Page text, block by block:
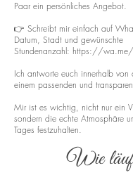
Paar ein persönliches Angebot.
👉 Schreibt mir einfach auf
Datum, Stadt und gewünschte
Stundenanzahl: https://
Ich antworte euch innerhalb
einem passenden und
Mir ist es wichtig, nicht nur ein
sondern die echte Atmosphäre
Tages festzuhalten.
Wie